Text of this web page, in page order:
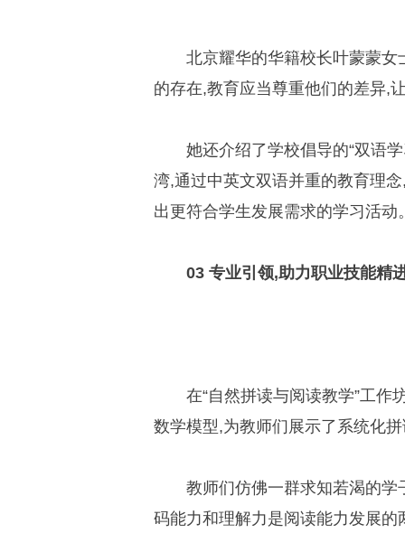
北京耀华的华籍校长叶蒙蒙女
的存在,教育应当尊重他们的差异,
她还介绍了学校倡导的“双语
湾,通过中英文双语并重的教育理
出更符合学生发展需求的学习活动
03 专业引领,助力职业技能精
在“自然拼读与阅读教学”工作
数学模型,为教师们展示了系统化
教师们仿佛一群求知若渴的
码能力和理解力是阅读能力发展的